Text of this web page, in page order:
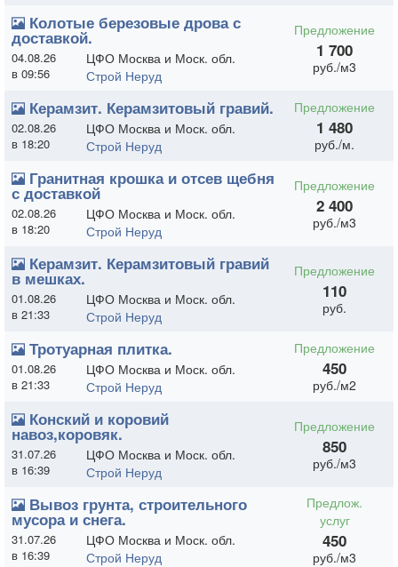
Колотые березовые дрова с
доставкой. Предложение
1 700
руб./м3
04.08.26
в 09:56
ЦФО Москва и Моск. обл.
Строй Неруд
Керамзит. Керамзитовый гравий. Предложение
1 480
руб./м.
02.08.26
в 18:20
ЦФО Москва и Моск. обл.
Строй Неруд
Гранитная крошка и отсев щебня
с доставкой Предложение
2 400
руб./м3
02.08.26
в 18:20
ЦФО Москва и Моск. обл.
Строй Неруд
Керамзит. Керамзитовый гравий
в мешках. Предложение
110
руб.
01.08.26
в 21:33
ЦФО Москва и Моск. обл.
Строй Неруд
Тротуарная плитка. Предложение
450
руб./м2
01.08.26
в 21:33
ЦФО Москва и Моск. обл.
Строй Неруд
Конский и коровий
навоз,коровяк. Предложение
850
руб./м3
31.07.26
в 16:39
ЦФО Москва и Моск. обл.
Строй Неруд
Вывоз грунта, строительного
мусора и снега.
Предлож.
услуг
450
руб./м3
31.07.26
в 16:39
ЦФО Москва и Моск. обл.
Строй Неруд